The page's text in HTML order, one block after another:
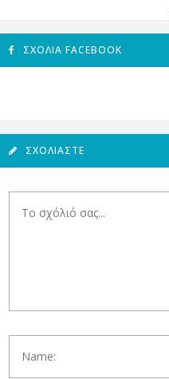
ΣΧΌΛΙΑ FACEBOOK
ΣΧΟΛΙΆΣΤΕ